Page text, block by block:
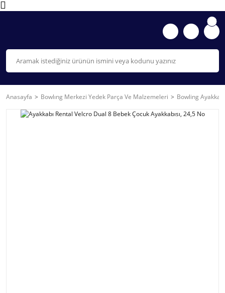
Anasayfa Bowlıng Merkezi Yedek Parça Ve Malzemeleri Bowling